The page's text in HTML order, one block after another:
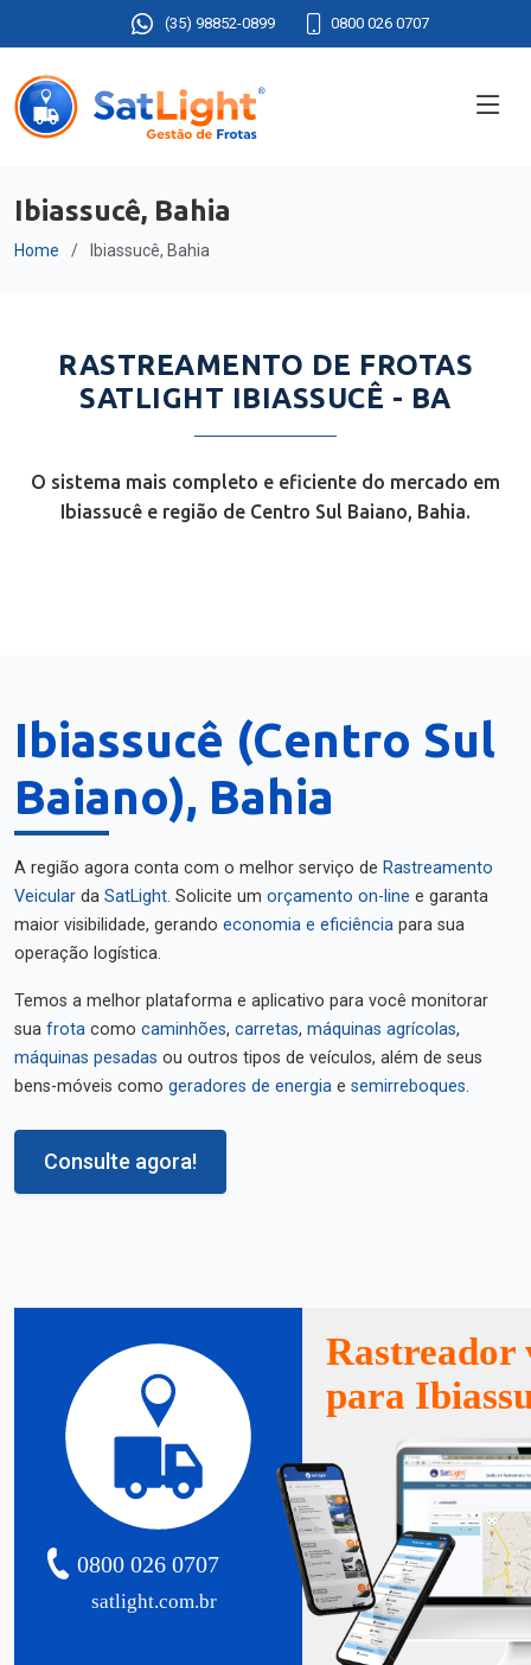
(35) 98852-0899 0800 026 0707
Ibiassucê, Bahia
Home Ibiassucê, Bahia
RASTREAMENTO DE FROTAS
SATLIGHT IBIASSUCÊ - BA
O sistema mais completo e eficiente do mercado em
Ibiassucê e região de Centro Sul Baiano, Bahia.
Ibiassucê (Centro Sul
Baiano), Bahia
A região agora conta com o melhor serviço de Rastreamento
Veicular da SatLight. Solicite um orçamento on-line e garanta
maior visibilidade, gerando economia e eficiência para sua
operação logística.
Temos a melhor plataforma e aplicativo para você monitorar
sua frota como caminhões, carretas, máquinas agrícolas,
máquinas pesadas ou outros tipos de veículos, além de seus
bens-móveis como geradores de energia e semirreboques.
Consulte agora!
satlight.com.br
0800 026 0707
Rastreador
para